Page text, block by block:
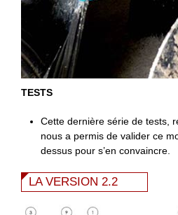
TESTS
Cette dernière série de tests,
nous a permis de valider ce
dessus pour s’en convaincre.
LA VERSION 2.2